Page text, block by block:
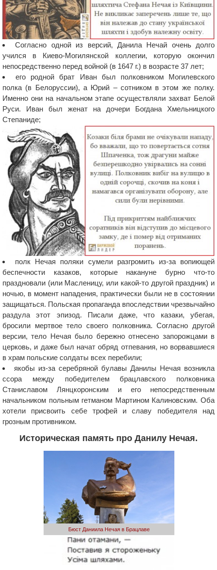
Согласно одной из версий, Данила Нечай очень долго
учился в Киево-Могилянской коллегии, которую окончил
непосредственно перед войной (в 1647 г.) в возрасте 37 лет;
его родной брат Иван был полковником Могилевского
полка (в Белоруссии), а Юрий – сотником в этом же полку.
Именно они на начальном этапе осуществляли захват Белой
Руси. Иван был женат на дочери Богдана Хмельницкого
Степаниде;
полк Нечая поляки сумели разгромить из-за вопиющей
беспечности казаков, которые накануне бурно что-то
праздновали (или Масленицу, или какой-то другой праздник) и
ночью, в момент нападения, практически были не в состоянии
защищаться. Польская пропаганда впоследствии чрезвычайно
раздула этот эпизод. Писали даже, что казаки, убегая,
бросили мертвое тело своего полковника. Согласно другой
версии, тело Нечая было бережно отнесено запорожцами в
церковь, и даже был начат обряд отпевания, но ворвавшиеся
в храм польские солдаты всех перебили;
якобы из-за серебряной булавы Данилы Нечая возникла
ссора между победителем брацлавского полковника
Станиславом Лянцкоронским и его непосредственным
начальником польным гетманом Мартином Калиновским. Оба
хотели присвоить себе трофей и славу победителя над
грозным противником.
Историческая память про Данилу Нечая.
Бюст Даниила Нечая в Брацлаве